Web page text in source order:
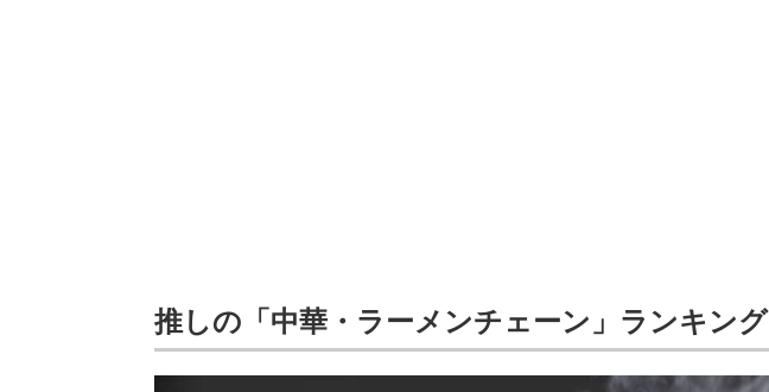
推しの「中華・ラーメンチェーン」ランキング